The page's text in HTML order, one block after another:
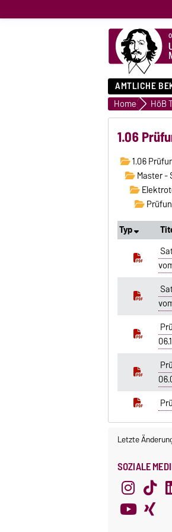
AMTLICHE
Home HöB
1.06
1.06
Master -
Typ
Letzte
SOZIALE